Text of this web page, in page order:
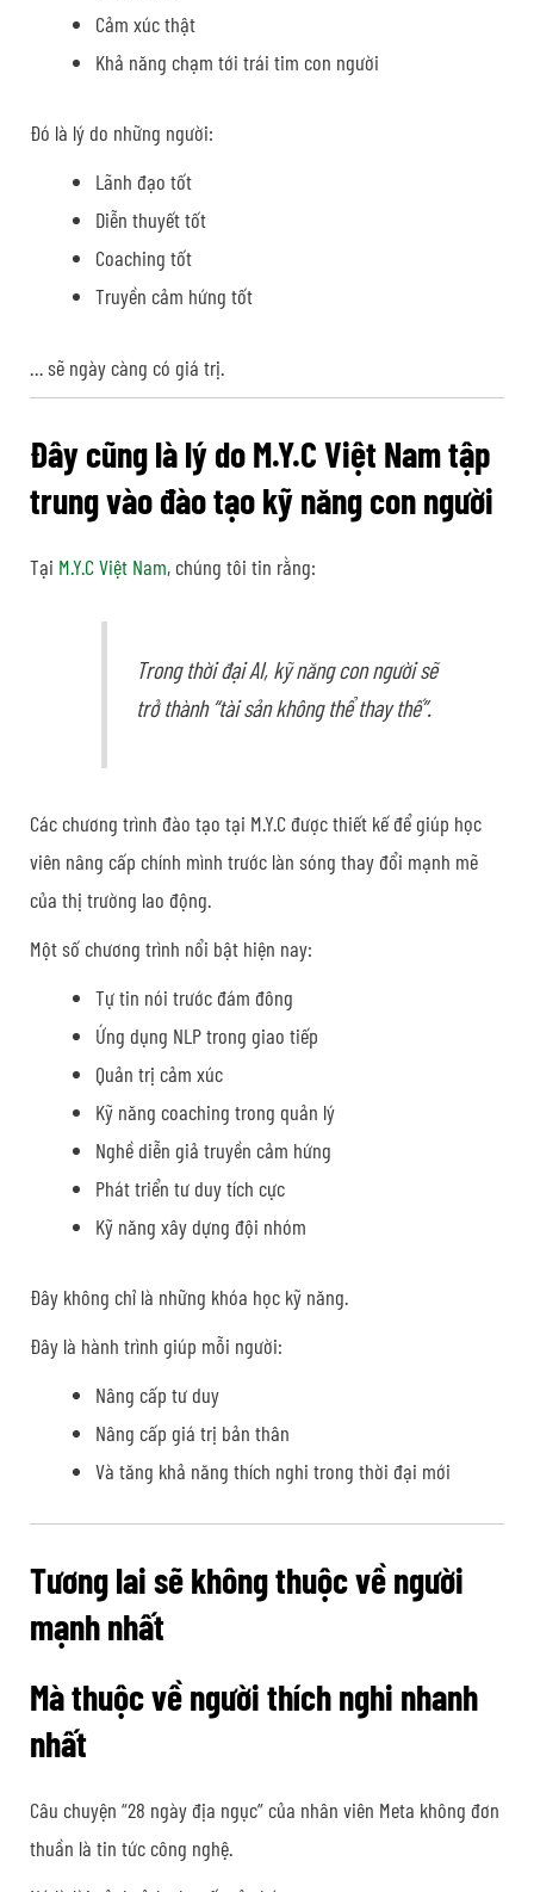
Cảm xúc thật
Khả năng chạm tới trái tim con người
Đó là lý do những người:
Lãnh đạo tốt
Diễn thuyết tốt
Coaching tốt
Truyền cảm hứng tốt
… sẽ ngày càng có giá trị.
Đây cũng là lý do M.Y.C Việt Nam tập
trung vào đào tạo kỹ năng con người
Tại M.Y.C Việt Nam, chúng tôi tin rằng:
Trong thời đại AI, kỹ năng con người sẽ
trở thành “tài sản không thể thay thế”.
Các chương trình đào tạo tại M.Y.C được thiết kế để giúp học
viên nâng cấp chính mình trước làn sóng thay đổi mạnh mẽ
của thị trường lao động.
Một số chương trình nổi bật hiện nay:
Tự tin nói trước đám đông
Ứng dụng NLP trong giao tiếp
Quản trị cảm xúc
Kỹ năng coaching trong quản lý
Nghề diễn giả truyền cảm hứng
Phát triển tư duy tích cực
Kỹ năng xây dựng đội nhóm
Đây không chỉ là những khóa học kỹ năng.
Đây là hành trình giúp mỗi người:
Nâng cấp tư duy
Nâng cấp giá trị bản thân
Và tăng khả năng thích nghi trong thời đại mới
Tương lai sẽ không thuộc về người
mạnh nhất
Mà thuộc về người thích nghi nhanh
nhất
Câu chuyện “28 ngày địa ngục” của nhân viên Meta không đơn
thuần là tin tức công nghệ.